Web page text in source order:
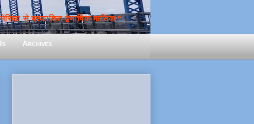
से प्रकाशित द्वैभाषिक मासिक *
Archives